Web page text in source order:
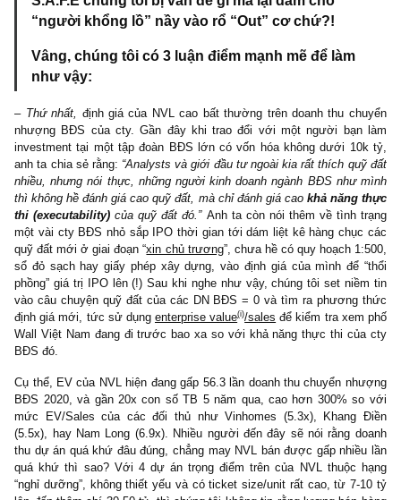
và pháp lý chưa đầy đủ nên cũng không cần thiết để liệt kê ở
chiết khấu dòng tiền của NVL theo tính toán chúng tôi (số liệu
tính tổng thể dự án bao gồm tất cả các giai đoạn):
Nguồn: Annual report & website cty, vùng giá bán và tỷ lệ hấp
tính
Dù cho ban lãnh đạo cty tự nhận mình sở hữu
quỹ đất 45 tỷ USD (https://tinyurl.com/936m2jb2
rất nhiều quỹ đầu tư mua vào, cộng với giá cp
tăng +160% trong 1 năm qua, thế thì ban biên tập
“người khổng lồ” nầy vào rổ “Out” cơ chứ?!
Vâng, chúng tôi có3 luận điểm mạnh mẽ để làm
như vậy:
–Thứ nhất,định giá của NVL cao bất thường trên doanh thu